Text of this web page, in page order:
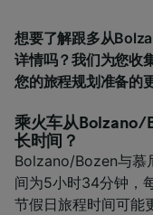
想要了解跟多从
详情吗？我们为您收
您的旅程规划准备的
乘火车从Bolzano/
长时间？
Bolzano/Bozen与慕
间为5小时34分钟，
节假日旅程时间可能